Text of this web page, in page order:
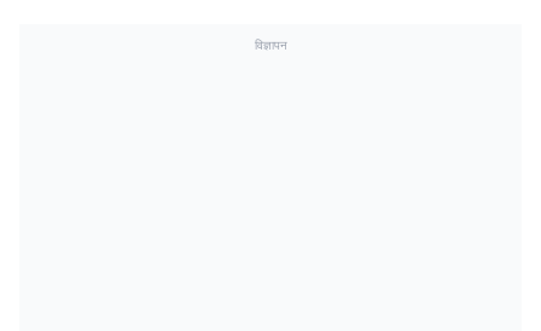
विज्ञापन